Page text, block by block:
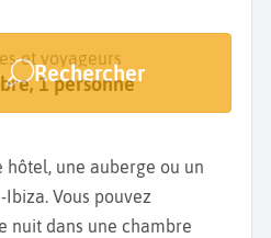
votre séjour
et voyageurs
1 personne
Rechercher
une auberge ou un
Vous pouvez
nuit dans une chambre